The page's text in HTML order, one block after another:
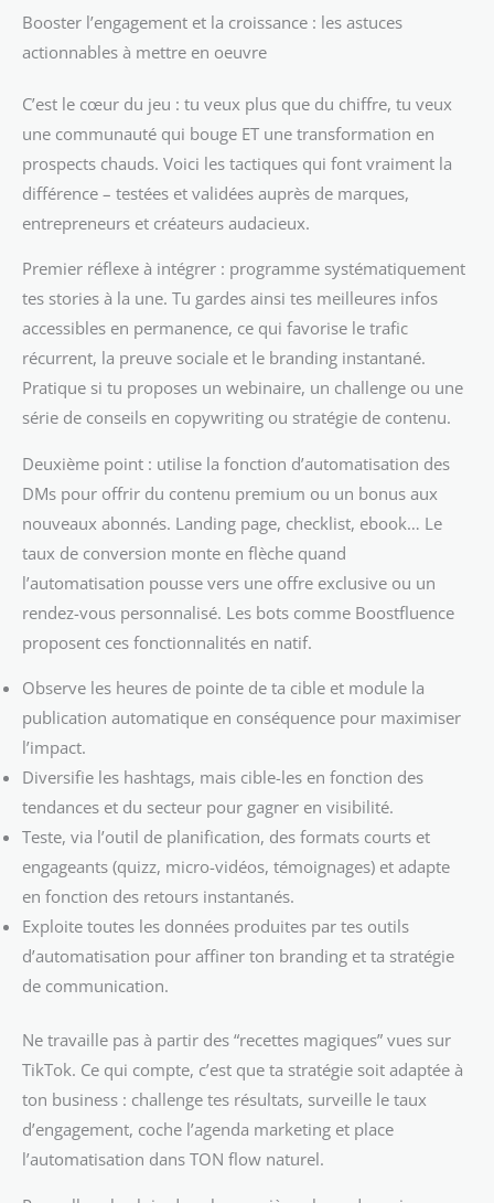
Booster l’engagement et la croissance : les astuces
actionnables à mettre en oeuvre
C’est le cœur du jeu : tu veux plus que du chiffre, tu veux
une communauté qui bouge ET une transformation en
prospects chauds. Voici les tactiques qui font vraiment la
différence – testées et validées auprès de marques,
entrepreneurs et créateurs audacieux.
Premier réflexe à intégrer : programme systématiquement
tes stories à la une. Tu gardes ainsi tes meilleures infos
accessibles en permanence, ce qui favorise le trafic
récurrent, la preuve sociale et le branding instantané.
Pratique si tu proposes un webinaire, un challenge ou une
série de conseils en copywriting ou stratégie de contenu.
Deuxième point : utilise la fonction d’automatisation des
DMs pour offrir du contenu premium ou un bonus aux
nouveaux abonnés. Landing page, checklist, ebook… Le
taux de conversion monte en flèche quand
l’automatisation pousse vers une offre exclusive ou un
rendez-vous personnalisé. Les bots comme Boostfluence
proposent ces fonctionnalités en natif.
Observe les heures de pointe de ta cible et module la
publication automatique en conséquence pour maximiser
l’impact.
Diversifie les hashtags, mais cible-les en fonction des
tendances et du secteur pour gagner en visibilité.
Teste, via l’outil de planification, des formats courts et
engageants (quizz, micro-vidéos, témoignages) et adapte
en fonction des retours instantanés.
Exploite toutes les données produites par tes outils
d’automatisation pour affiner ton branding et ta stratégie
de communication.
Ne travaille pas à partir des “recettes magiques” vues sur
TikTok. Ce qui compte, c’est que ta stratégie soit adaptée à
ton business : challenge tes résultats, surveille le taux
d’engagement, coche l’agenda marketing et place
l’automatisation dans TON flow naturel.